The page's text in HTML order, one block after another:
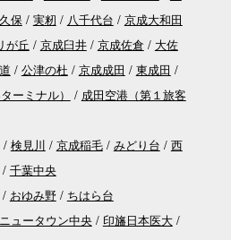
保 実籾 八千代台
京成大和田
が丘 京成臼井 京成佐倉
大佐
公津の杜 京成成田
東成田
ーミナル）
成田空港（第１旅客
検見川 京成稲毛 みどり台
西
千葉中央
おゆみ野
ちはら台
ュータウン中央
印旛日本医大